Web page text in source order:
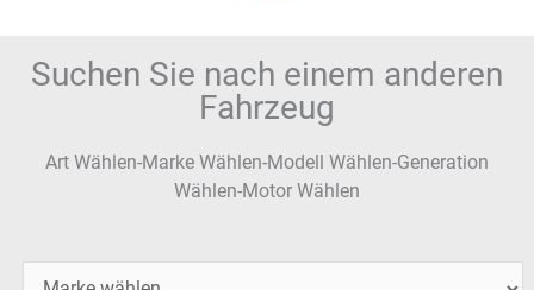
Suchen Sie nach einem anderen
Fahrzeug
Art Wählen-Marke Wählen-Modell Wählen-Generation
Wählen-Motor Wählen